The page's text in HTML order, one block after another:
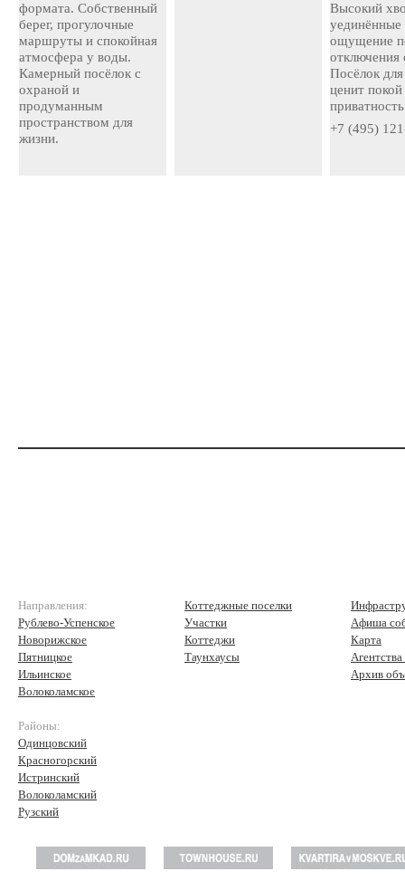
формата. Собственный
берег, прогулочные
маршруты и спокойная
атмосфера у воды.
Камерный посёлок с
охраной и
продуманным
пространством для
жизни.
Высокий
уединённые
ощущение
отключения
Посёлок
ценит
приватность
+7 (495)
Направления:
Рублево-Успенское
Новорижское
Пятницкое
Ильинское
Волоколамское
Районы:
Одинцовский
Красногорский
Истринский
Волоколамский
Рузский
Коттеджные поселки
Участки
Коттеджи
Таунхаусы
Афиша
Карта
Архив